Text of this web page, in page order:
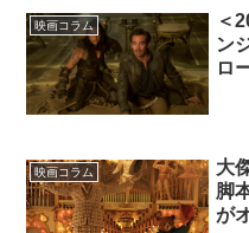
映画コラム
＜
ン
ロ
映画コラム
大
脚
が